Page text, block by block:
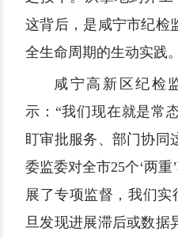
这背后，是咸宁市纪检
全生命周期的生动实践。
咸宁高新区纪检
示：“我们现在就是常
盯审批服务、部门协同
委监委对全市25个‘两重
展了专项监督，我们实
旦发现进展滞后或数据